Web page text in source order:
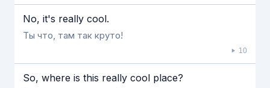
No, it's really cool.
Ты что, там так круто!
10
So, where is this really cool place?